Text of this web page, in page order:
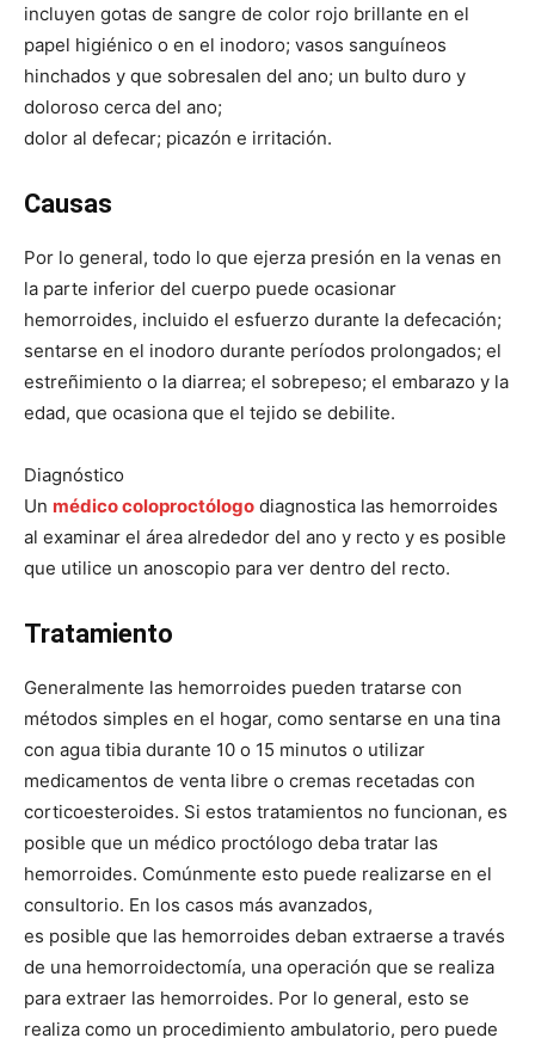
incluyen gotas de sangre de color rojo brillante en el
papel higiénico o en el inodoro; vasos sanguíneos
hinchados y que sobresalen del ano; un bulto duro y
doloroso cerca del ano;
dolor al defecar; picazón e irritación.
Causas
Por lo general, todo lo que ejerza presión en la venas en
la parte inferior del cuerpo puede ocasionar
hemorroides, incluido el esfuerzo durante la defecación;
sentarse en el inodoro durante períodos prolongados; el
estreñimiento o la diarrea; el sobrepeso; el embarazo y la
edad, que ocasiona que el tejido se debilite.
Diagnóstico
Un médico coloproctólogo diagnostica las hemorroides
al examinar el área alrededor del ano y recto y es posible
que utilice un anoscopio para ver dentro del recto.
Tratamiento
Generalmente las hemorroides pueden tratarse con
métodos simples en el hogar, como sentarse en una tina
con agua tibia durante 10 o 15 minutos o utilizar
medicamentos de venta libre o cremas recetadas con
corticoesteroides. Si estos tratamientos no funcionan, es
posible que un médico proctólogo deba tratar las
hemorroides. Comúnmente esto puede realizarse en el
consultorio. En los casos más avanzados,
es posible que las hemorroides deban extraerse a través
de una hemorroidectomía, una operación que se realiza
para extraer las hemorroides. Por lo general, esto se
realiza como un procedimiento ambulatorio, pero puede